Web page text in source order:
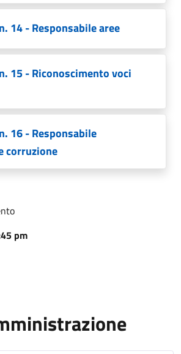
14 - Responsabile aree
15 - Riconoscimento voci
16 - Responsabile
corruzione
pm